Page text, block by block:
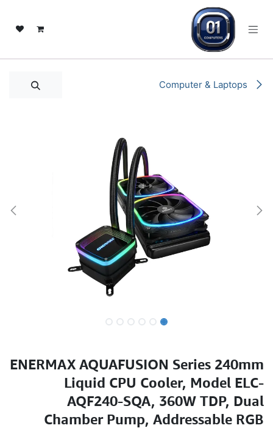
ENERMAX AQUAFUSION Series 240mm
Liquid CPU Cooler, Model ELC-
AQF240-SQA, 360W TDP, Dual
Chamber Pump, Addressable RGB